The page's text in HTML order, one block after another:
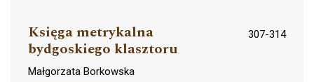
Księga metrykalna
bydgoskiego klasztoru
307-314
Małgorzata Borkowska